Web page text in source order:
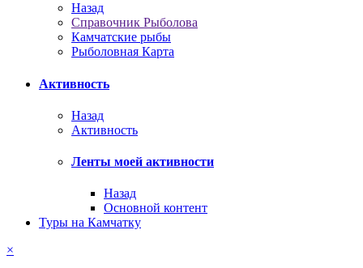
Назад
Справочник Рыболова
Камчатские рыбы
Рыболовная Карта
Активность
Назад
Активность
Ленты моей активности
Назад
Основной контент
Туры на Камчатку
×